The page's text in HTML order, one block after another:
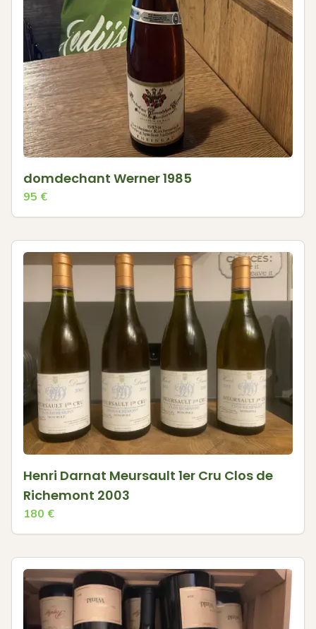
domdechant Werner 1985
95 €
Henri Darnat Meursault 1er Cru Clos de
Richemont 2003
180 €